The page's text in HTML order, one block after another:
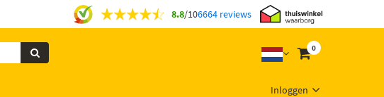
8.8/106664 reviews
0
Inloggen